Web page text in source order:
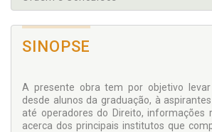
SINOPSE
A presente obra tem por objetivo levar
desde alunos da graduação, à
até operadores do Direito, informações
acerca dos principais institutos que